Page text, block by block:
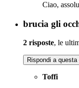
Ciao,
brucia gli
2 risposte, le
Rispondi a questa
Toffi